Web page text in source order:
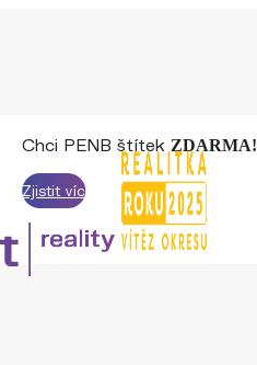
Chci PENB štítek ZDARMA!
Zjistit víc